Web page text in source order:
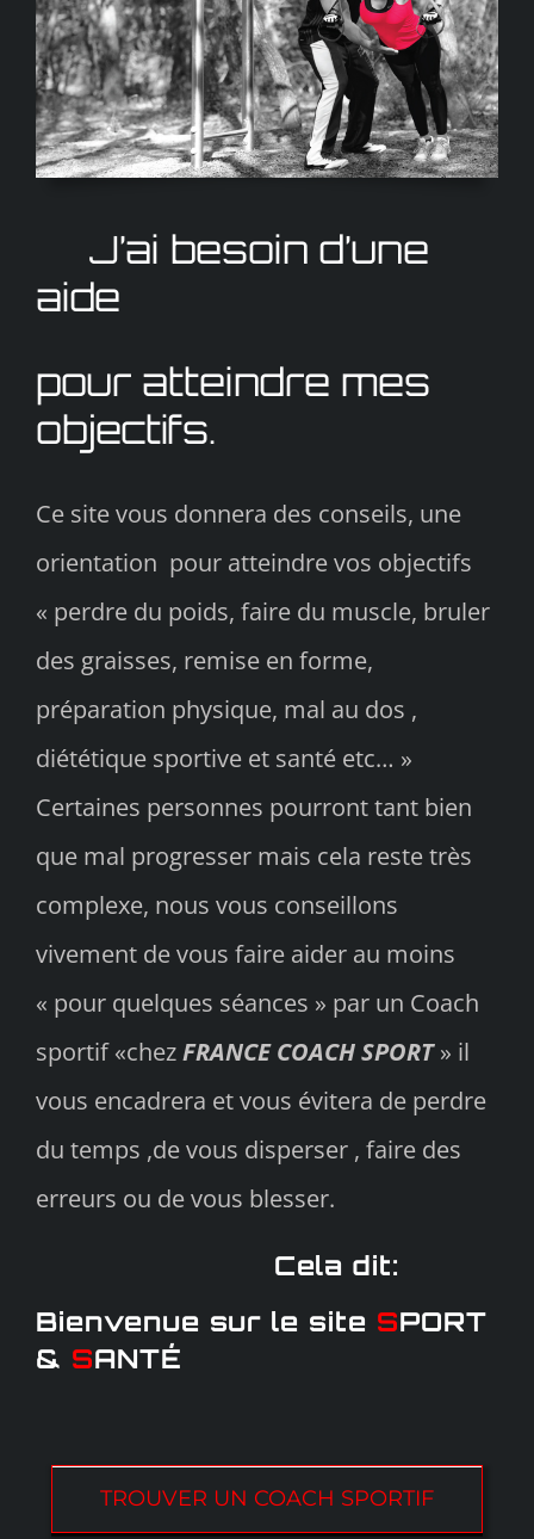
J’ai besoin d’une
aide
pour atteindre mes
objectifs.
Ce site vous donnera des conseils, une
orientation pour atteindre vos objectifs
« perdre du poids, faire du muscle, bruler
des graisses, remise en forme,
préparation physique, mal au dos ,
diététique sportive et santé etc… »
Certaines personnes pourront tant bien
que mal progresser mais cela reste très
complexe, nous vous conseillons
vivement de vous faire aider au moins
« pour quelques séances » par un Coach
sportif «chezFRANCE COACH SPORT» il
vous encadrera et vous évitera de perdre
du temps ,de vous disperser , faire des
erreurs ou de vous blesser.
Cela dit:
Bienvenue sur le site SPORT
& SANTÉ
TROUVER UN COACH SPORTIF